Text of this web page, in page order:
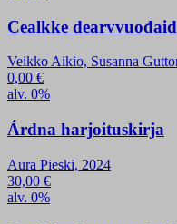
Cealkke
Veikko Aikio, Susanna
0,00 €
alv. 0%
Árdna harjoituskirja
Aura Pieski, 2024
30,00 €
alv. 0%